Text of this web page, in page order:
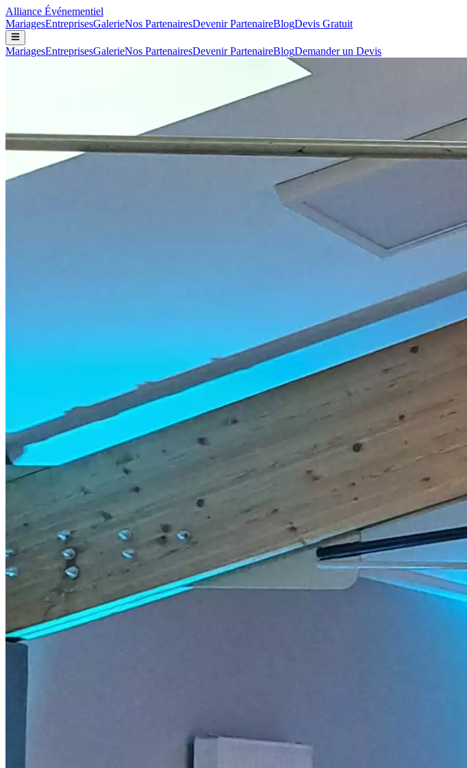
Alliance Événementiel
MariagesEntreprisesGalerieNos PartenairesDevenir PartenaireBlogDevis Gratuit
MariagesEntreprisesGalerieNos PartenairesDevenir PartenaireBlogDemander un Devis